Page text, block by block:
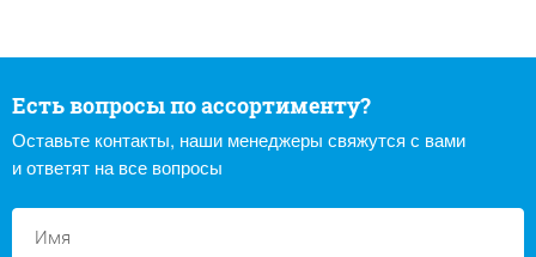
Есть вопросы по ассортименту?
Оставьте контакты, наши менеджеры свяжутся с вами
и ответят на все вопросы